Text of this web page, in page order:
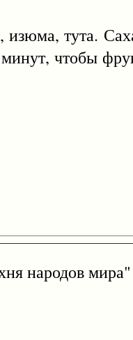
тута.
чтобы
народов мира"